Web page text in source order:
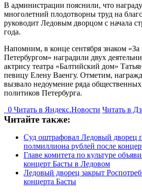
В администрации пояснили, что
многолетний плодотворны труд на
руководит Ледовым дворцом с начала
года.
Напомним, в конце сентября знаком «За
Петербургом» наградили двух
актрису театра «Балтийский дом»
певицу Елену Ваенгу. Отметим,
вызвало недоумение ряда общественных
политиков Петербурга.
0 Читать в Яндекс.Новости Читать в
Читайте также:
Суд оштрафовал Ледовый дворец
полмиллиона рублей после
Главе комитета по культуре
концерт Басты в Ледовом
Ледовый дворец закрыт
концерта Басты